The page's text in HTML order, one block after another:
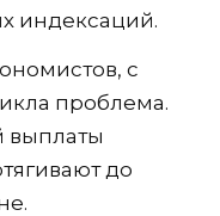
индексаций.
с
проблема.
выплаты
до